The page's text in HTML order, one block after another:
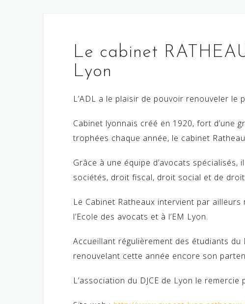
Le cabinet
Lyon
L’ADL a le plaisir de pouvoir renouveler
Cabinet lyonnais créé en 1920, fort d’une
trophées chaque année, le cabinet
Grâce à une équipe d’avocats spécialisés,
sociétés, droit fiscal, droit social et de
Le Cabinet Ratheaux intervient par
l’Ecole des avocats et à l’EM Lyon.
Accueillant régulièrement des étudiants du
renouvelant cette année encore son
L’association du DJCE de Lyon le